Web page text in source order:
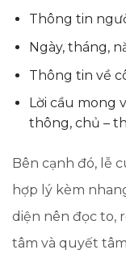
Thông tin
Ngày, tháng,
Thông tin về
Lời cầu mong
thông, chủ –
Bên cạnh đó, lễ
hợp lý kèm
diện nên đọc to,
tâm và quyết